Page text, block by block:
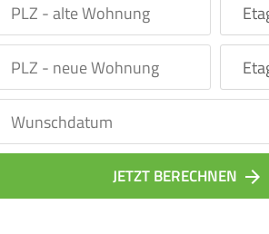
JETZT BERECHNEN arrow_forward